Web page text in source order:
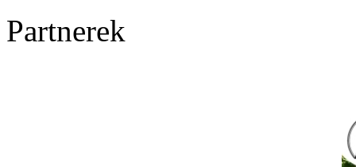
Partnerek